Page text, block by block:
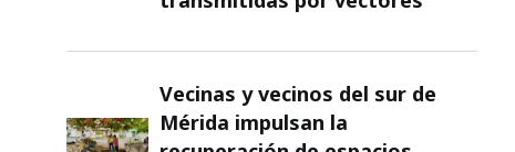
Vecinas y vecinos del sur de
Mérida impulsan la